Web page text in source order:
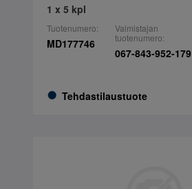
1 x 5 kpl
Tuotenumero:
MD177746
Tehdastilaustuote
Valmistajan
tuotenumero:
067-843-952-179